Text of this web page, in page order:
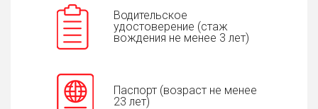
Водительское
удостоверение (стаж
вождения не менее 3 лет)
Паспорт (возраст не менее
23 лет)